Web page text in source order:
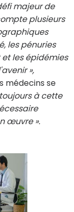
majeur de
plusieurs
les pénuries
les épidémies
»,
médecins se
à cette
œuvre ».